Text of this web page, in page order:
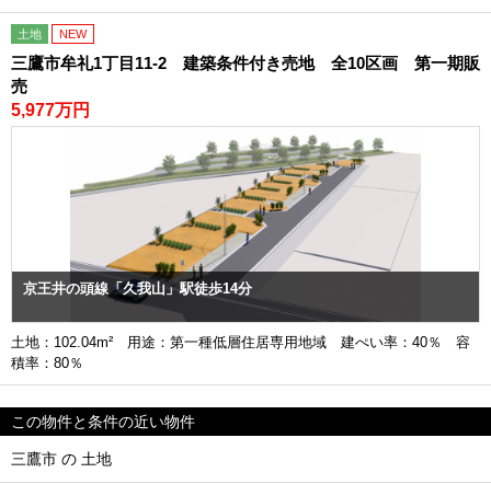
土地 NEW
三鷹市牟礼1丁目11-2 建築条件付き売地 全10区画 第一期販
売
5,977万円
京王井の頭線「久我山」駅徒歩14分
土地：102.04m² 用途：第一種低層住居専用地域 建ぺい率：40％ 容
積率：80％
この物件と条件の近い物件
三鷹市 の 土地